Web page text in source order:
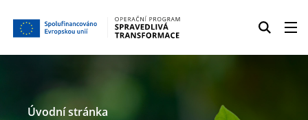
Úvodní stránka